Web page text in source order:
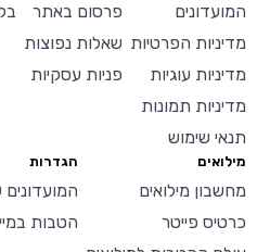
המועדונים
מדיניות הפרטיות
מדיניות עוגיות
מדיניות תמונות
תנאי שימוש
פרסום באתר
שאלות נפוצות
פניות עסקיות
מילואים
מחשבון מילואים
כרטיס פייטר
הגדרות
המועדונים
הטבות